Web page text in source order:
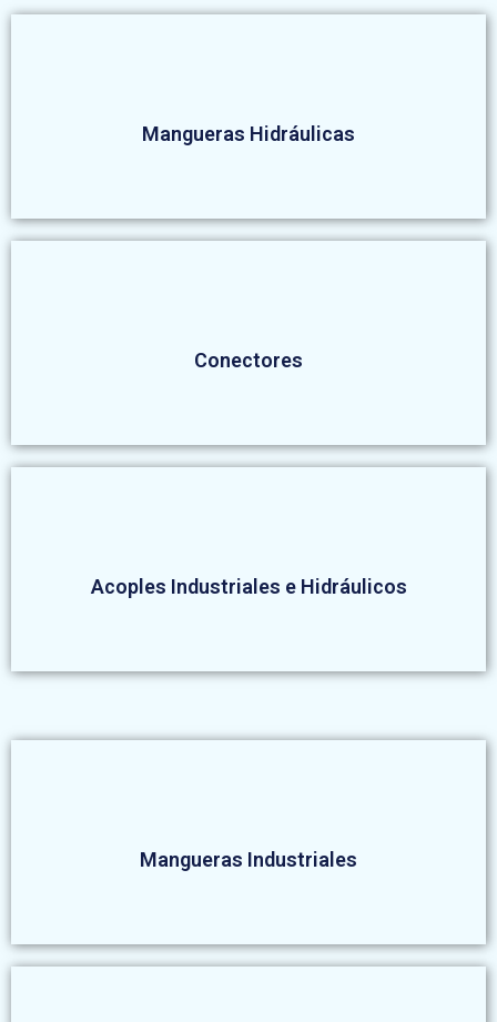
Mangueras Hidráulicas
Conectores
Acoples Industriales e Hidráulicos
Mangueras Industriales